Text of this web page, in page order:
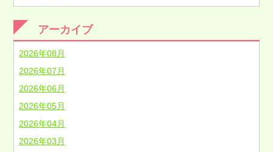
アーカイブ
2026年08月
2026年07月
2026年06月
2026年05月
2026年04月
2026年03月